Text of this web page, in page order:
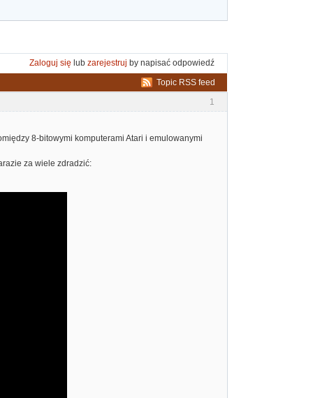
Zaloguj się lub zarejestruj by napisać odpowiedź
Topic RSS feed
1
8-bitowymi komputerami Atari i emulowanymi
za wiele zdradzić: